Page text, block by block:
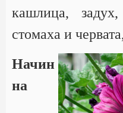
кашлица,
стомаха и
Начин
на